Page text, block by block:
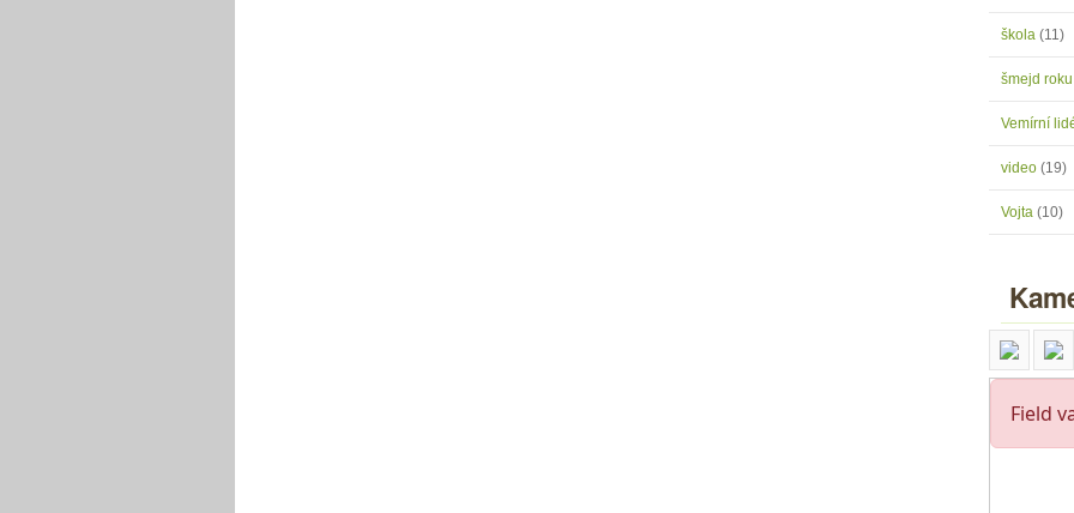
škola (11)
šmejd roku
Vemírní
video (19)
Vojta (10)